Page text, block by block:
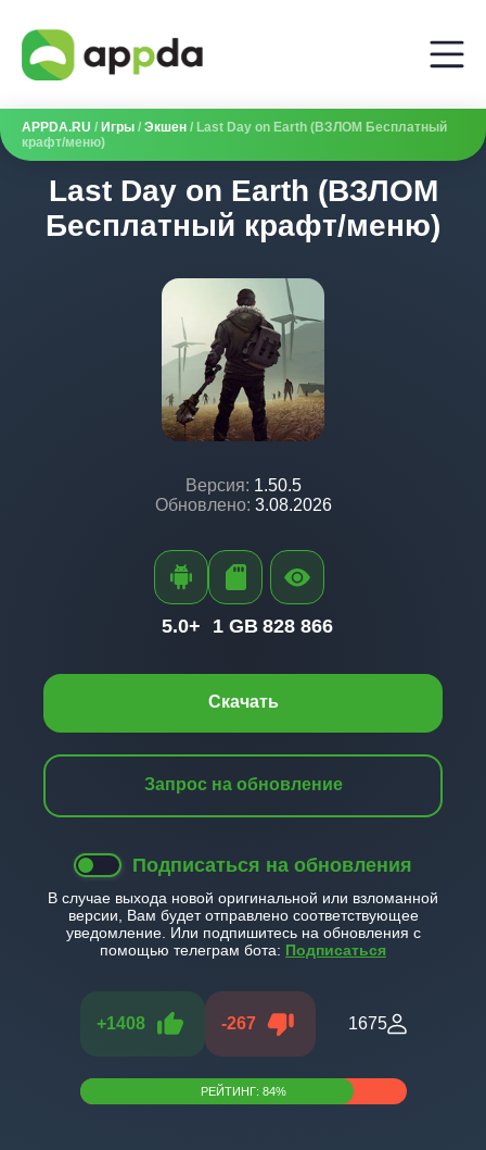
APPDA.RU / Игры / Экшен / Last Day on Earth (ВЗЛОМ Бесплатный
крафт/меню)
Last Day on Earth (ВЗЛОМ
Бесплатный крафт/меню)
Версия: 1.50.5
Обновлено: 3.08.2026
Скачать
Запрос на обновление
Подписаться на обновления
В случае выхода новой оригинальной или взломанной
версии, Вам будет отправлено соответствующее
уведомление. Или подпишитесь на обновления с
помощью телеграм бота: Подписаться
+1408 -267 1675
РЕЙТИНГ: 84%
5.0+ 1 GB 828 866